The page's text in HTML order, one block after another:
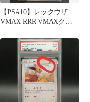
【PSA10】レックウザ
VMAX RRR VMAXクラ